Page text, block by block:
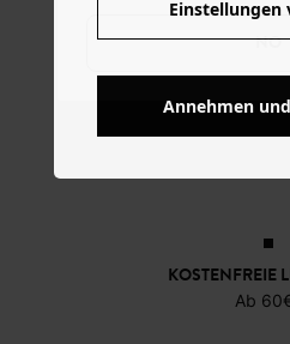
NO
KOSTENFREIE
Ab
Einstellungen
Annehmen